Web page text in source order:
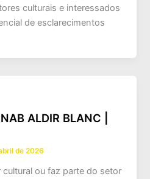
culturais e interessados
de esclarecimentos
ALDIR BLANC |
de 2026
ou faz parte do setor